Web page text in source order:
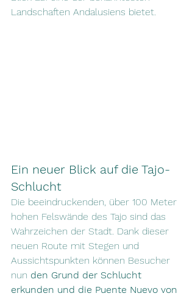
Landschaften Andalusiens bietet.
Ein neuer Blick auf die Tajo-
Schlucht
Die beeindruckenden, über 100 Meter
hohen Felswände des Tajo sind das
Wahrzeichen der Stadt. Dank dieser
neuen Route mit Stegen und
Aussichtspunkten können Besucher
nun den Grund der Schlucht
erkunden und die Puente Nuevo von